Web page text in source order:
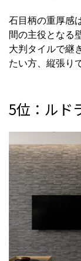
石目柄の重厚感
間の主役となる
大判タイルで継
たい方、縦張り
5位：ルド